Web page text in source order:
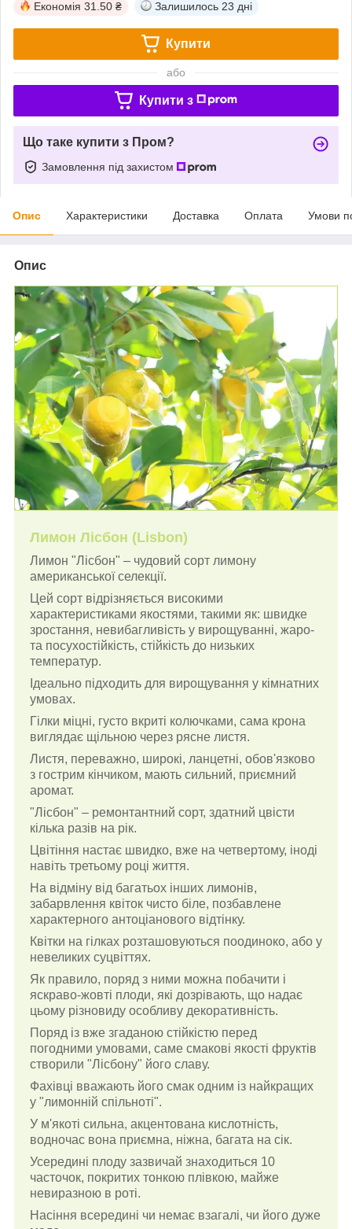
Економія 31.50 ₴ Залишилось 23 дні
Купити
або
Купити з
Що таке купити з Пром?
Замовлення під захистом
Опис Характеристики Доставка Оплата Умови
Опис
Лимон Лісбон (Lisbon)
Лимон "Лісбон" – чудовий сорт лимону
американської селекції.
Цей сорт відрізняється високими
характеристиками якостями, такими як: швидке
зростання, невибагливість у вирощуванні, жаро-
та посухостійкість, стійкість до низьких
температур.
Ідеально підходить для вирощування у кімнатних
умовах.
Гілки міцні, густо вкриті колючками, сама крона
виглядає щільною через рясне листя.
Листя, переважно, широкі, ланцетні, обов'язково
з гострим кінчиком, мають сильний, приємний
аромат.
"Лісбон" – ремонтантний сорт, здатний цвісти
кілька разів на рік.
Цвітіння настає швидко, вже на четвертому, іноді
навіть третьому році життя.
На відміну від багатьох інших лимонів,
забарвлення квіток чисто біле, позбавлене
характерного антоціанового відтінку.
Квітки на гілках розташовуються поодиноко, або у
невеликих суцвіттях.
Як правило, поряд з ними можна побачити і
яскраво-жовті плоди, які дозрівають, що надає
цьому різновиду особливу декоративність.
Поряд із вже згаданою стійкістю перед
погодними умовами, саме смакові якості фруктів
створили "Лісбону" його славу.
Фахівці вважають його смак одним із найкращих
у "лимонній спільноті".
У м'якоті сильна, акцентована кислотність,
водночас вона приємна, ніжна, багата на сік.
Усередині плоду зазвичай знаходиться 10
часточок, покритих тонкою плівкою, майже
невиразною в роті.
Насіння всередині чи немає взагалі, чи його дуже